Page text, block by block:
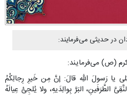
در حدیثی می‌فرمایند:
(ص) می‌فرمایند:
بَلى یا رَسولَ اللّهِ قالَ: إنَّ مِن خَیرِ رِجالِکُمُ
الطَّرَفَینِ، البَرَّ بِوالِدَیهِ، ولا یُلجِئُ عِیالَهُ